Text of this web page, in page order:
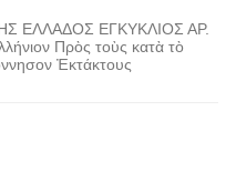
ΕΛΛΑΔΟΣ ΕΓΚΥΚΛΙΟΣ ΑΡ.
Πρὸς τοὺς κατὰ τὸ
Ἐκτάκτους